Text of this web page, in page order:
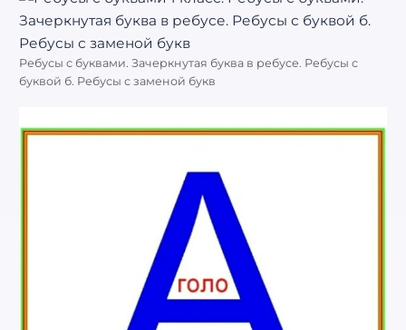
Ребусы с буквами. Зачеркнутая буква в ребусе. Ребусы с
буквой б. Ребусы с заменой букв